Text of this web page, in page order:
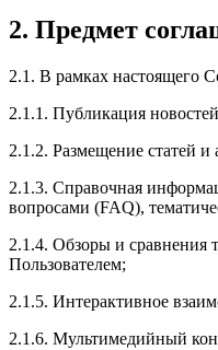
2. Предмет
2.1. В рамках настоящего
2.1.1. Публикация
2.1.2. Размещение статей
2.1.3. Справочная
вопросами (FAQ),
2.1.4. Обзоры и сравнения
Пользователем;
2.1.5. Интерактивное
2.1.6. Мультимедийный